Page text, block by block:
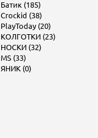
Батик (185)
Crockid (38)
PlayToday (20)
КОЛГОТКИ (23)
НОСКИ (32)
MS (33)
ЯНИК (0)